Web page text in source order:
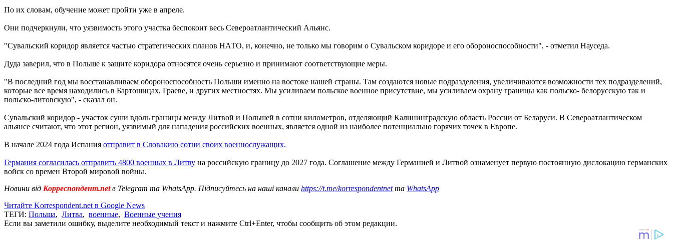
По их словам, обучение может пройти уже в апреле.
Они подчеркнули, что уязвимость этого участка беспокоит весь Североатлантический Альянс.
"Сувальский коридор является частью стратегических планов НАТО, и, конечно, не только мы говорим о Сувальском коридоре и его обороноспособности", - отметил Науседа.
Дуда заверил, что в Польше к защите коридора относятся очень серьезно и принимают соответствующие меры.
"В последний год мы восстанавливаем обороноспособность Польши именно на востоке нашей страны. Там создаются новые подразделения, увеличиваются возможности тех подразделений,
которые все время находились в Бартошицах, Граеве, и других местностях. Мы усиливаем польское военное присутствие, мы усиливаем охрану границы как польско- белорусскую так и
польско-литовскую", - сказал он.
Сувальский коридор - участок суши вдоль границы между Литвой и Польшей в сотни километров, отделяющий Калининградскую область России от Беларуси. В Североатлантическом
альянсе считают, что этот регион, уязвимый для нападения российских военных, является одной из наиболее потенциально горячих точек в Европе.
В начале 2024 года Испания отправит в Словакию сотни своих военнослужащих.
Германия согласилась отправить 4800 военных в Литву на российскую границу до 2027 года. Соглашение между Германией и Литвой ознаменует первую постоянную дислокацию германских
войск со времен Второй мировой войны.
Новини від Корреспондент.netв Telegram та WhatsApp. Підписуйтесь на наші канали https://t.me/korrespondentnetта WhatsApp
Читайте Korrespondent.net в Google News
ТЕГИ: Польша, Литва, военные, Военные учения
Если вы заметили ошибку, выделите необходимый текст и нажмите Ctrl+Enter, чтобы сообщить об этом редакции.